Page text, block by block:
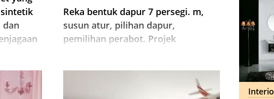
dan
Reka bentuk dapur 7 persegi. m,
susun atur, pilihan dapur,
pemilihan perabot. Projek